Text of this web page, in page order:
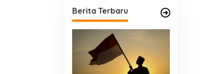
Berita Terbaru